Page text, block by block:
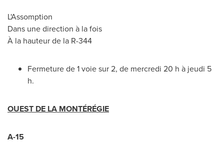
L'Assomption
Dans une direction à la fois
À la hauteur de la R-344
Fermeture de 1 voie sur 2, de mercredi 20 h à jeudi 5
h.
OUEST DE LA MONTÉRÉGIE
A-15